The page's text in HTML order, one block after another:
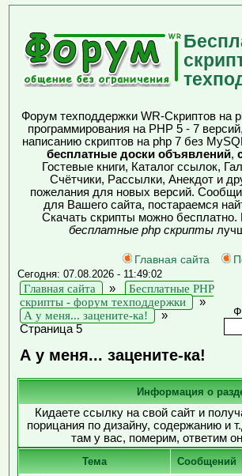
Форум техподдержки WR-Скриптов на
программирования на PHP 5 - 7
написанию скриптов на php 7 без
бесплатные доски объявлений,
Гостевые книги, Каталог ссылок,
Счётчики, Рассылки, Анекдот и
пожелания для новых версий.
для Вашего сайта, постараемся
Скачать скрипты можно
бесплатные php скрипты
Главная сайта
Сегодня: 07.08.2026 - 11:49:02
Главная сайта »
Бесплатные PHP
скрипты - форум техподдержки
»
А у меня... зацените-ка!
»
Страница 5
А у меня... зацените-ка!
Информация о
Кидаете ссылку на свой сайт и
порицания по дизайну, содержанию и
там у вас, померим, ответим
Тема Cообщений